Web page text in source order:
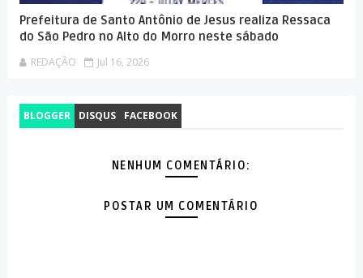
Prefeitura de Santo Antônio de Jesus realiza Ressaca
do São Pedro no Alto do Morro neste sábado
REDAÇÃO Jul 16, 2026
BLOGGER DISQUS FACEBOOK
NENHUM COMENTÁRIO:
POSTAR UM COMENTÁRIO